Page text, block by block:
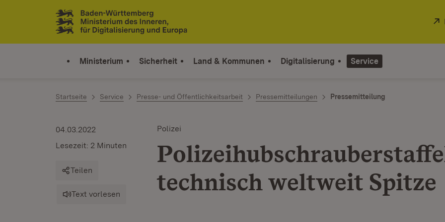
Zum Inhalt springen
Link zur Startseite
Ministerium Sicherheit Land & Kommunen Digitalisierung Service
Startseite Service Presse- und Öffentlichkeitsarbeit Pressemitteilungen Pressemitteilung
Polizei
technisch weltweit Spitze
04.03.2022
Lesezeit: 2 Minuten
Teilen
Text vorlesen